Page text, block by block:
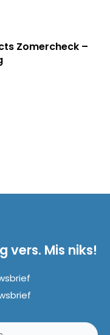
Zomercheck –
vers. Mis niks!